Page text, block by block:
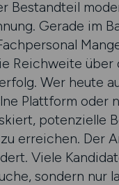
Bestandteil
Gerade im
Reichweite über
Wer heute
Plattform oder
potenzielle
erreichen. Der
Viele
sondern nur